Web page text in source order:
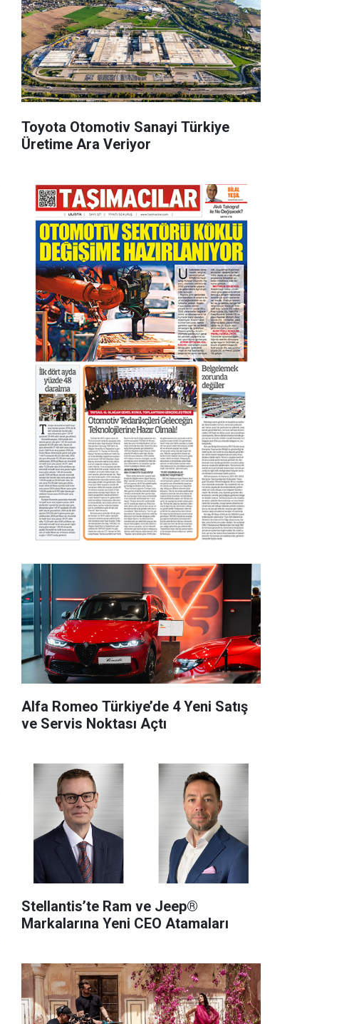
Toyota Otomotiv Sanayi Türkiye
Üretime Ara Veriyor
Alfa Romeo Türkiye’de 4 Yeni Satış
ve Servis Noktası Açtı
Stellantis’te Ram ve Jeep®
Markalarına Yeni CEO Atamaları